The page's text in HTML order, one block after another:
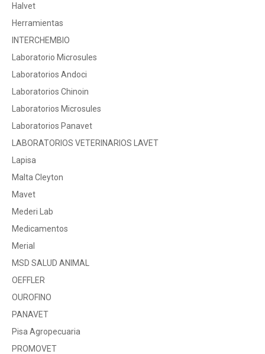
Halvet
Herramientas
INTERCHEMBIO
Laboratorio Microsules
Laboratorios Andoci
Laboratorios Chinoin
Laboratorios Microsules
Laboratorios Panavet
LABORATORIOS VETERINARIOS LAVET
Lapisa
Malta Cleyton
Mavet
Mederi Lab
Medicamentos
Merial
MSD SALUD ANIMAL
OEFFLER
OUROFINO
PANAVET
Pisa Agropecuaria
PROMOVET